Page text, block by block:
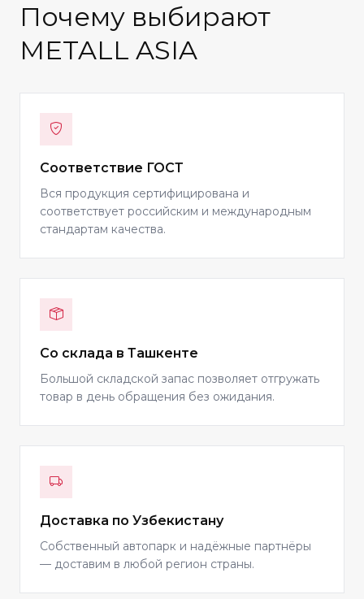
Почему выбирают
METALL ASIA
Соответствие ГОСТ
Вся продукция сертифицирована и
соответствует российским и международным
стандартам качества.
Со склада в Ташкенте
Большой складской запас позволяет отгружать
товар в день обращения без ожидания.
Доставка по Узбекистану
Собственный автопарк и надёжные партнёры
— доставим в любой регион страны.